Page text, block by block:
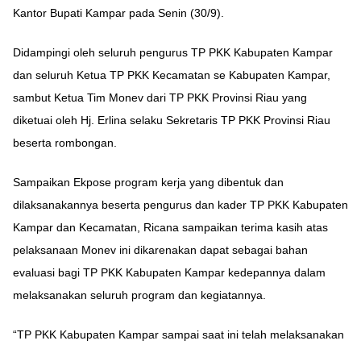
Kantor Bupati Kampar pada Senin (30/9).
Didampingi oleh seluruh pengurus TP PKK Kabupaten Kampar
dan seluruh Ketua TP PKK Kecamatan se Kabupaten Kampar,
sambut Ketua Tim Monev dari TP PKK Provinsi Riau yang
diketuai oleh Hj. Erlina selaku Sekretaris TP PKK Provinsi Riau
beserta rombongan.
Sampaikan Ekpose program kerja yang dibentuk dan
dilaksanakannya beserta pengurus dan kader TP PKK Kabupaten
Kampar dan Kecamatan, Ricana sampaikan terima kasih atas
pelaksanaan Monev ini dikarenakan dapat sebagai bahan
evaluasi bagi TP PKK Kabupaten Kampar kedepannya dalam
melaksanakan seluruh program dan kegiatannya.
“TP PKK Kabupaten Kampar sampai saat ini telah melaksanakan